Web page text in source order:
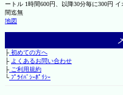
ートル 1時間600円、以降30分毎に300円
間迄無
地図
├初めての方へ
├ よくあるお問い合わせ
├ご利用規約
└ﾌﾟﾗｲﾊﾞｼｰﾎﾟﾘｼｰ